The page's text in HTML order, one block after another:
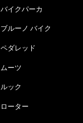
バイクパーカ
ブルーノ バイク
ペダレッド
ムーツ
ルック
ローター